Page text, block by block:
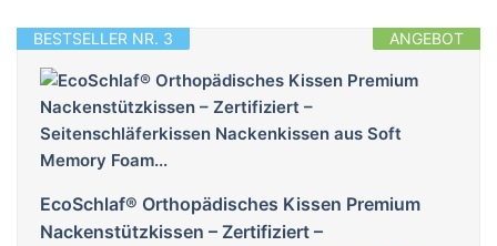
ANGEBOT
BESTSELLER NR. 3
EcoSchlaf® Orthopädisches Kissen Premium
Nackenstützkissen – Zertifiziert –